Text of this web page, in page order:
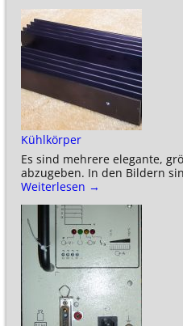
Kühlkörper
Es sind mehrere elegante,
abzugeben. In den Bildern
Weiterlesen →